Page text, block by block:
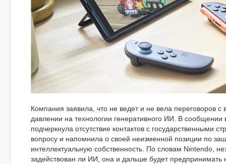
Компания заявила, что не ведет и не вела переговоров
давлении на технологии генеративного ИИ. В сообщении
подчеркнула отсутствие контактов с государственными
вопросу и напомнила о своей неизменной позиции по
интеллектуальную собственность. По словам Nintendo,
задействован ли ИИ, она и дальше будет